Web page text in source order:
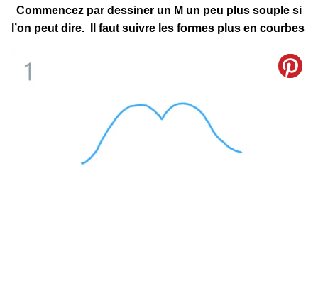
Commencez par dessiner un M un peu plus souple si
l’on peut dire. Il faut suivre les formes plus en courbes